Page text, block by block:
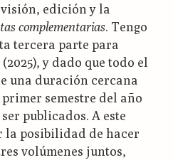
edición y la
complementarias. Tengo
tercera parte para
y dado que todo el
una duración cercana
semestre del año
publicados. A este
la posibilidad de hacer
volúmenes juntos,